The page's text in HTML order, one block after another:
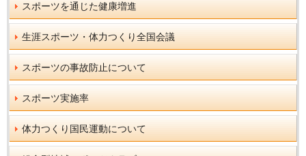
スポーツを通じた健康増進
生涯スポーツ・体力つくり全国会議
スポーツの事故防止について
スポーツ実施率
体力つくり国民運動について